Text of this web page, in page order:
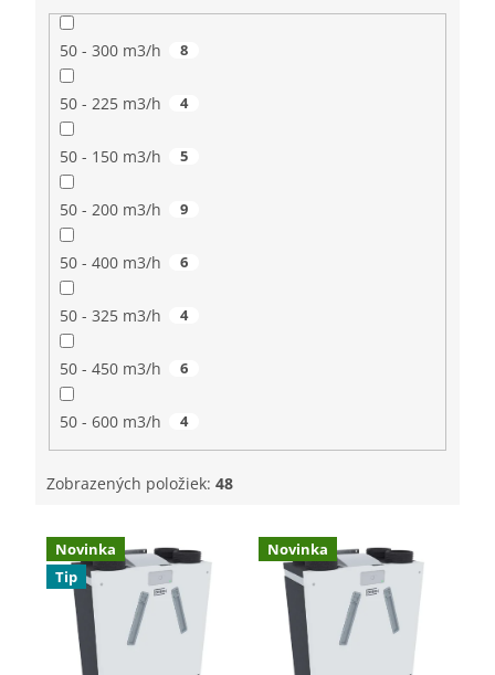
50 - 300 m3/h 8
50 - 225 m3/h 4
50 - 150 m3/h 5
50 - 200 m3/h 9
50 - 400 m3/h 6
50 - 325 m3/h 4
50 - 450 m3/h 6
50 - 600 m3/h 4
Zobrazených položiek:48
V
p
Novinka
Tip
Novinka